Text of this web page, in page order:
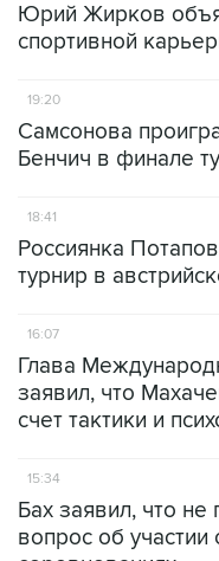
Юрий Жирков
спортивной
19:20
Самсонова
Бенчич в финале
18:41
Россиянка
турнир в
16:07
Глава
заявил, что
счет тактики и
15:34
Бах заявил, что
вопрос об участии